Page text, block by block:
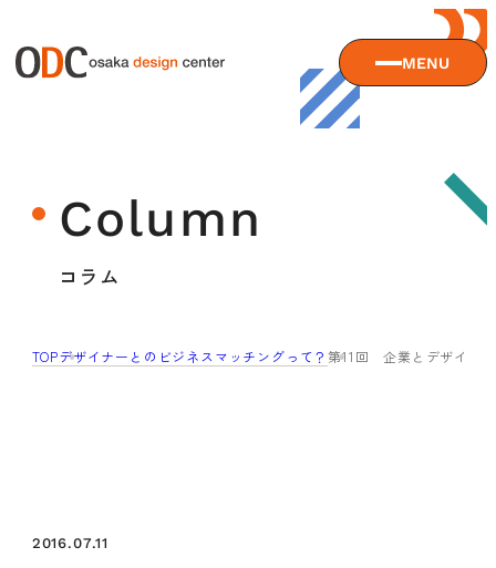
MENU
大阪デザインセンターとは
沿革
サービス
ODCデザイン相談デスク
Column
コラム
TOPデザイナーとのビジネスマッチングって？第11回 企業とデザイナ
2016.07.11